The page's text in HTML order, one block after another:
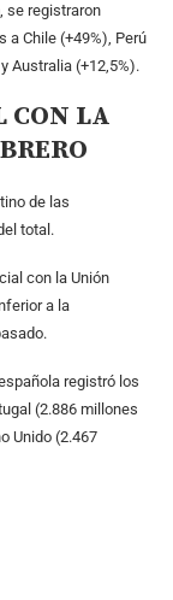
se registraron
Chile (+49%), Perú
Australia (+12,5%).
CON LA
de las
total.
con la Unión
a la
registró los
(2.886 millones
Unido (2.467